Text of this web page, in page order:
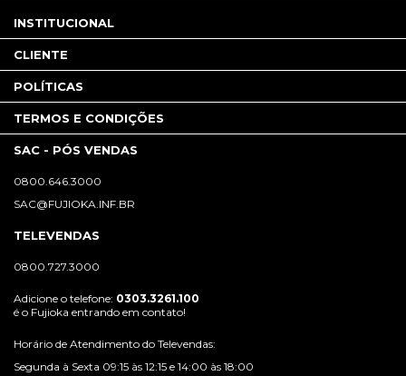
INSTITUCIONAL
CLIENTE
POLÍTICAS
TERMOS E CONDIÇÕES
SAC - PÓS VENDAS
0800.646.3000
SAC@FUJIOKA.INF.BR
TELEVENDAS
0800.727.3000
Adicione o telefone: 0303.3261.100
é o Fujioka entrando em contato!
Horário de Atendimento do Televendas:
Segunda à Sexta 09:15 às 12:15 e 14:00 às 18:00